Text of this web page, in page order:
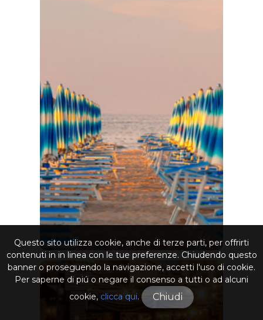
Questo sito utilizza cookie, anche di terze parti, per offrirti
contenuti in in linea con le tue preferenze. Chiudendo questo
banner o proseguendo la navigazione, accetti l'uso di cookie.
Per saperne di piú o negare il consenso a tutti o ad alcuni
cookie, clicca qui. Chiudi